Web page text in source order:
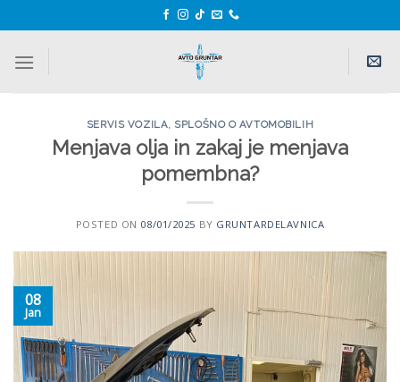
na
vsebino
SERVIS VOZILA, SPLOŠNO O AVTOMOBILIH
Menjava olja in zakaj je menjava
pomembna?
POSTED ON 08/01/2025 BY GRUNTARDELAVNICA
08
Jan